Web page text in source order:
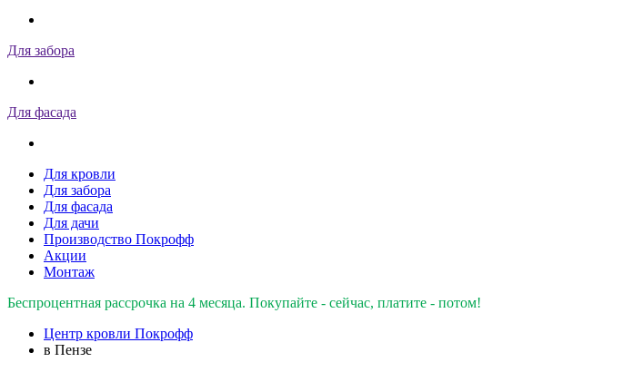
Для забора
Для фасада
Для кровли
Для забора
Для фасада
Для дачи
Производство Покрофф
Акции
Монтаж
Беспроцентная рассрочка на 4 месяца. Покупайте - сейчас, платите - потом!
Центр кровли Покрофф
в Пензе